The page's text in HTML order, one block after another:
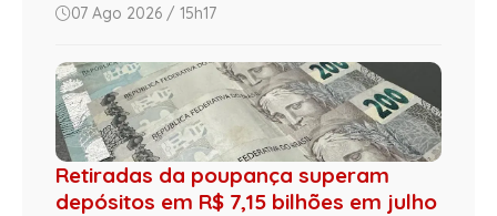
07 Ago 2026 / 15h17
Retiradas da poupança superam
depósitos em R$ 7,15 bilhões em julho